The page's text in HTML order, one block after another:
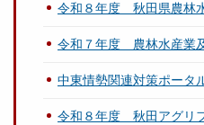
令和８年度 秋田県農林
令和７年度 農林水産業
中東情勢関連対策ポータ
令和８年度 秋田アグリ